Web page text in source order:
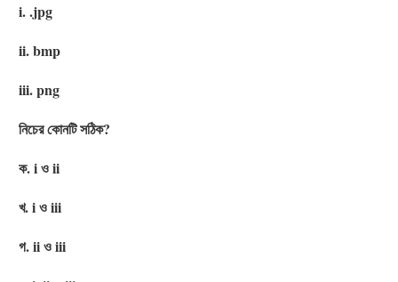
i. .jpg
ii. bmp
iii. png
নিচের কোনটি সঠিক?
ক. i ও ii
খ. i ও iii
গ. ii ও iii